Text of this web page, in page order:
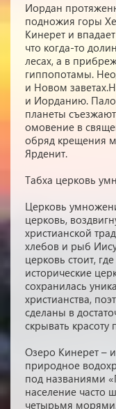
Иордан
подножия горы
Кинерет и
что когда-то
лесах, а в
гиппопотамы.
и Новом
и Иорданию.
планеты
омовение в
обряд крещения
Ярденит.
Табха церковь
Церковь
церковь,
христианской
хлебов и рыб
церковь стоит,
исторические
сохранилась
христианства,
сделаны в
скрывать красоту
Озеро Кинерет –
природное
под названиями
население часто
четырьмя